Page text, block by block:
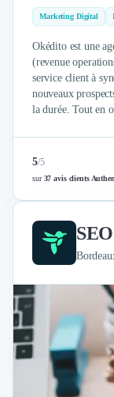
Marketing Digital
Okédito est une
(revenue
service client à
nouveaux
la durée. Tout en
5/5
sur37 avis clients